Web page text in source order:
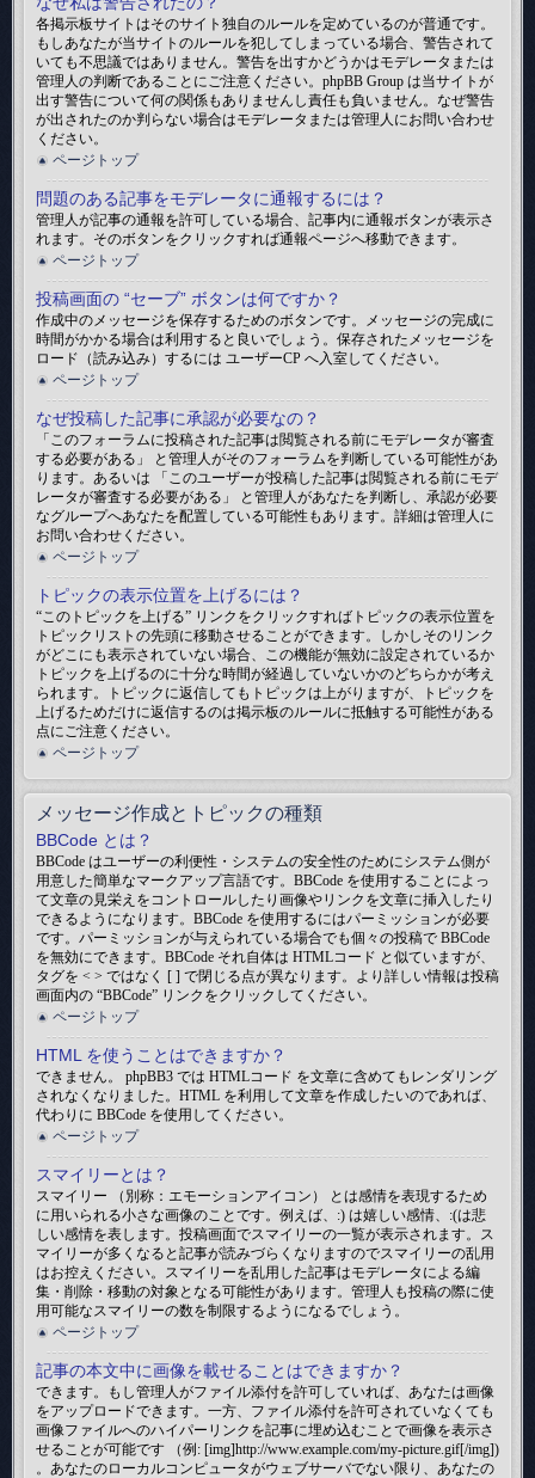
各掲示板サイトはそのサイト独自のルールを定めているのが普通です。
もしあなたが当サイトのルールを犯してしまっている場合、警告されて
いても不思議ではありません。警告を出すかどうかはモデレータまたは
管理人の判断であることにご注意ください。phpBB Group は当サイトが
出す警告について何の関係もありませんし責任も負いません。なぜ警告
が出されたのか判らない場合はモデレータまたは管理人にお問い合わせ
ください。
ページトップ
問題のある記事をモデレータに通報するには？
管理人が記事の通報を許可している場合、記事内に通報ボタンが表示さ
れます。そのボタンをクリックすれば通報ページへ移動できます。
ページトップ
投稿画面の “セーブ” ボタンは何ですか？
作成中のメッセージを保存するためのボタンです。メッセージの完成に
時間がかかる場合は利用すると良いでしょう。保存されたメッセージを
ロード（読み込み）するには ユーザーCP へ入室してください。
ページトップ
なぜ投稿した記事に承認が必要なの？
「このフォーラムに投稿された記事は閲覧される前にモデレータが審査
する必要がある」 と管理人がそのフォーラムを判断している可能性があ
ります。あるいは 「このユーザーが投稿した記事は閲覧される前にモデ
レータが審査する必要がある」 と管理人があなたを判断し、承認が必要
なグループへあなたを配置している可能性もあります。詳細は管理人に
お問い合わせください。
ページトップ
トピックの表示位置を上げるには？
“このトピックを上げる” リンクをクリックすればトピックの表示位置を
トピックリストの先頭に移動させることができます。しかしそのリンク
がどこにも表示されていない場合、この機能が無効に設定されているか
トピックを上げるのに十分な時間が経過していないかのどちらかが考え
られます。トピックに返信してもトピックは上がりますが、トピックを
上げるためだけに返信するのは掲示板のルールに抵触する可能性がある
点にご注意ください。
ページトップ
メッセージ作成とトピックの種類
BBCode とは？
BBCode はユーザーの利便性・システムの安全性のためにシステム側が
用意した簡単なマークアップ言語です。BBCode を使用することによっ
て文章の見栄えをコントロールしたり画像やリンクを文章に挿入したり
できるようになります。BBCode を使用するにはパーミッションが必要
です。パーミッションが与えられている場合でも個々の投稿で BBCode
を無効にできます。BBCode それ自体は HTMLコード と似ていますが、
タグを < > ではなく [ ] で閉じる点が異なります。より詳しい情報は投稿
画面内の “BBCode” リンクをクリックしてください。
ページトップ
HTML を使うことはできますか？
できません。 phpBB3 では HTMLコード を文章に含めてもレンダリング
されなくなりました。HTML を利用して文章を作成したいのであれば、
代わりに BBCode を使用してください。
ページトップ
スマイリーとは？
スマイリー （別称：エモーションアイコン） とは感情を表現するため
に用いられる小さな画像のことです。例えば、:) は嬉しい感情、:(は悲
しい感情を表します。投稿画面でスマイリーの一覧が表示されます。ス
マイリーが多くなると記事が読みづらくなりますのでスマイリーの乱用
はお控えください。スマイリーを乱用した記事はモデレータによる編
集・削除・移動の対象となる可能性があります。管理人も投稿の際に使
用可能なスマイリーの数を制限するようになるでしょう。
ページトップ
記事の本文中に画像を載せることはできますか？
できます。もし管理人がファイル添付を許可していれば、あなたは画像
をアップロードできます。一方、ファイル添付を許可されていなくても
画像ファイルへのハイパーリンクを記事に埋め込むことで画像を表示さ
せることが可能です （例: [img]http://www.example.com/my-picture.gif[/img])
。あなたのローカルコンピュータがウェブサーバでない限り、あなたの